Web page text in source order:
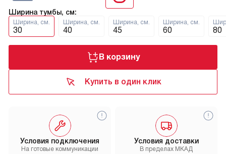
Ширина тумбы, см:
Ширина, см.
30
Ширина, см.
40
Ширина, см.
45
Ширина, см.
60 80
В корзину
Купить в один клик
Условия доставки
В пределах МКАД
Условия подключения
На готовые коммуникации